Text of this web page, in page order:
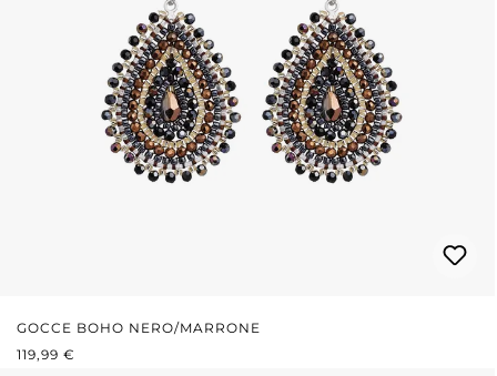
GOCCE BOHO NERO/MARRONE
PREZZO NORMALE:
119,99 €